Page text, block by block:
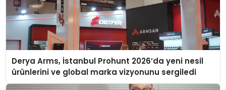
Derya Arms, İstanbul Prohunt 2026’da yeni nesil
ürünlerini ve global marka vizyonunu sergiledi